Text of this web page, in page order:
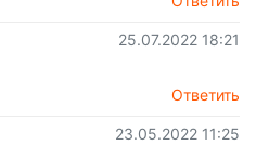
25.07.2022 18:21
Ответить
23.05.2022 11:25